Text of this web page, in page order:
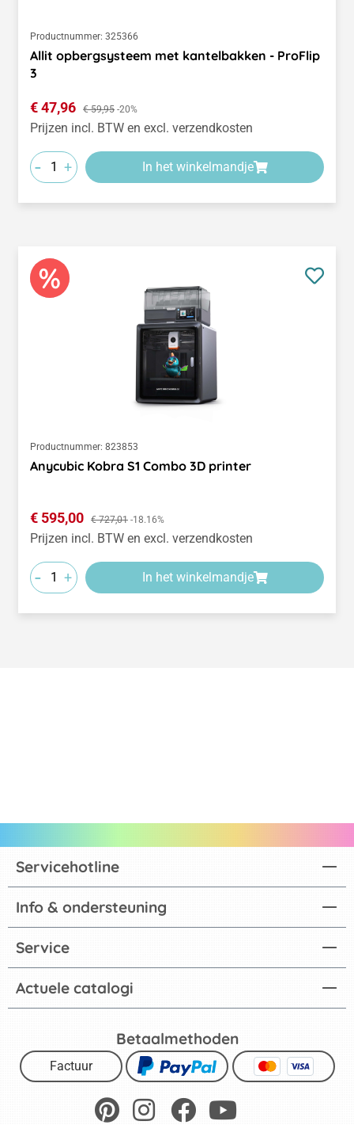
Productnummer: 325366
Allit opbergsysteem met kantelbakken - ProFlip
3
Verkoopprijs:
€ 47,96 Normale prijs:
€ 59,95 -20%
Prijzen incl. BTW en excl. verzendkosten
- + In het winkelmandje
Productnummer: 823853
Anycubic Kobra S1 Combo 3D printer
Verkoopprijs:
€ 595,00 Normale prijs:
€ 727,01 -18.16%
Prijzen incl. BTW en excl. verzendkosten
- + In het winkelmandje
Actuele catalogi
Servicehotline
Info & ondersteuning
Service
Betaalmethoden
Factuur